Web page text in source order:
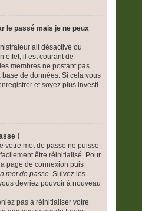
le passé mais je ne peux
ait désactivé ou
effet, il est courant de
membres ne postant pas
de données. Si cela vous
et soyez plus investi
!
votre mot de passe ne puisse
être réinitialisé. Pour
page de connexion puis
mot de passe. Suivez les
devriez pouvoir à nouveau
pas à réinitialiser votre